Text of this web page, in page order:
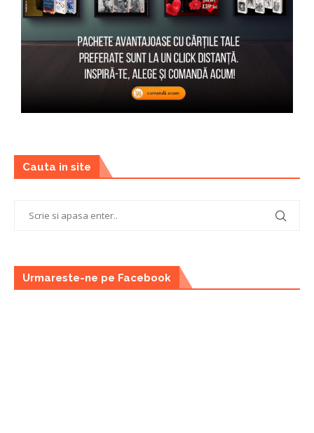
Cauta in site
Urmareste-ne pe Facebook